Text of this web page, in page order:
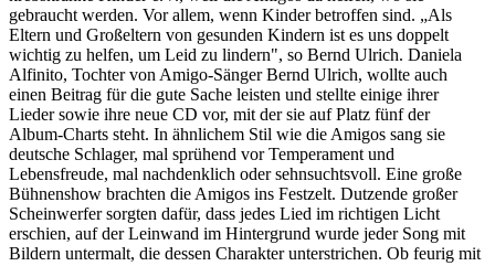
gebraucht werden. Vor allem, wenn Kinder betroffen sind. „Als
Eltern und Großeltern von gesunden Kindern ist es uns doppelt
wichtig zu helfen, um Leid zu lindern", so Bernd Ulrich. Daniela
Alfinito, Tochter von Amigo-Sänger Bernd Ulrich, wollte auch
einen Beitrag für die gute Sache leisten und stellte einige ihrer
Lieder sowie ihre neue CD vor, mit der sie auf Platz fünf der
Album-Charts steht. In ähnlichem Stil wie die Amigos sang sie
deutsche Schlager, mal sprühend vor Temperament und
Lebensfreude, mal nachdenklich oder sehnsuchtsvoll. Eine große
Bühnenshow brachten die Amigos ins Festzelt. Dutzende großer
Scheinwerfer sorgten dafür, dass jedes Lied im richtigen Licht
erschien, auf der Leinwand im Hintergrund wurde jeder Song mit
Bildern untermalt, die dessen Charakter unterstrichen. Ob feurig mit